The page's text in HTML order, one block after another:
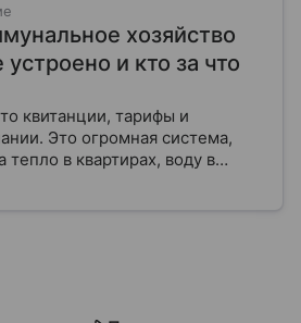
хозяйство
и кто за что
квитанции, тарифы и
Это огромная система,
тепло в квартирах, воду в
и чистоту во дворах.